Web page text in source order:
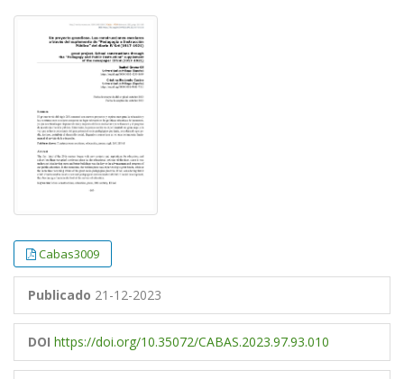
Cabas3009
Publicado 21-12-2023
DOI https://doi.org/10.35072/CABAS.2023.97.93.010